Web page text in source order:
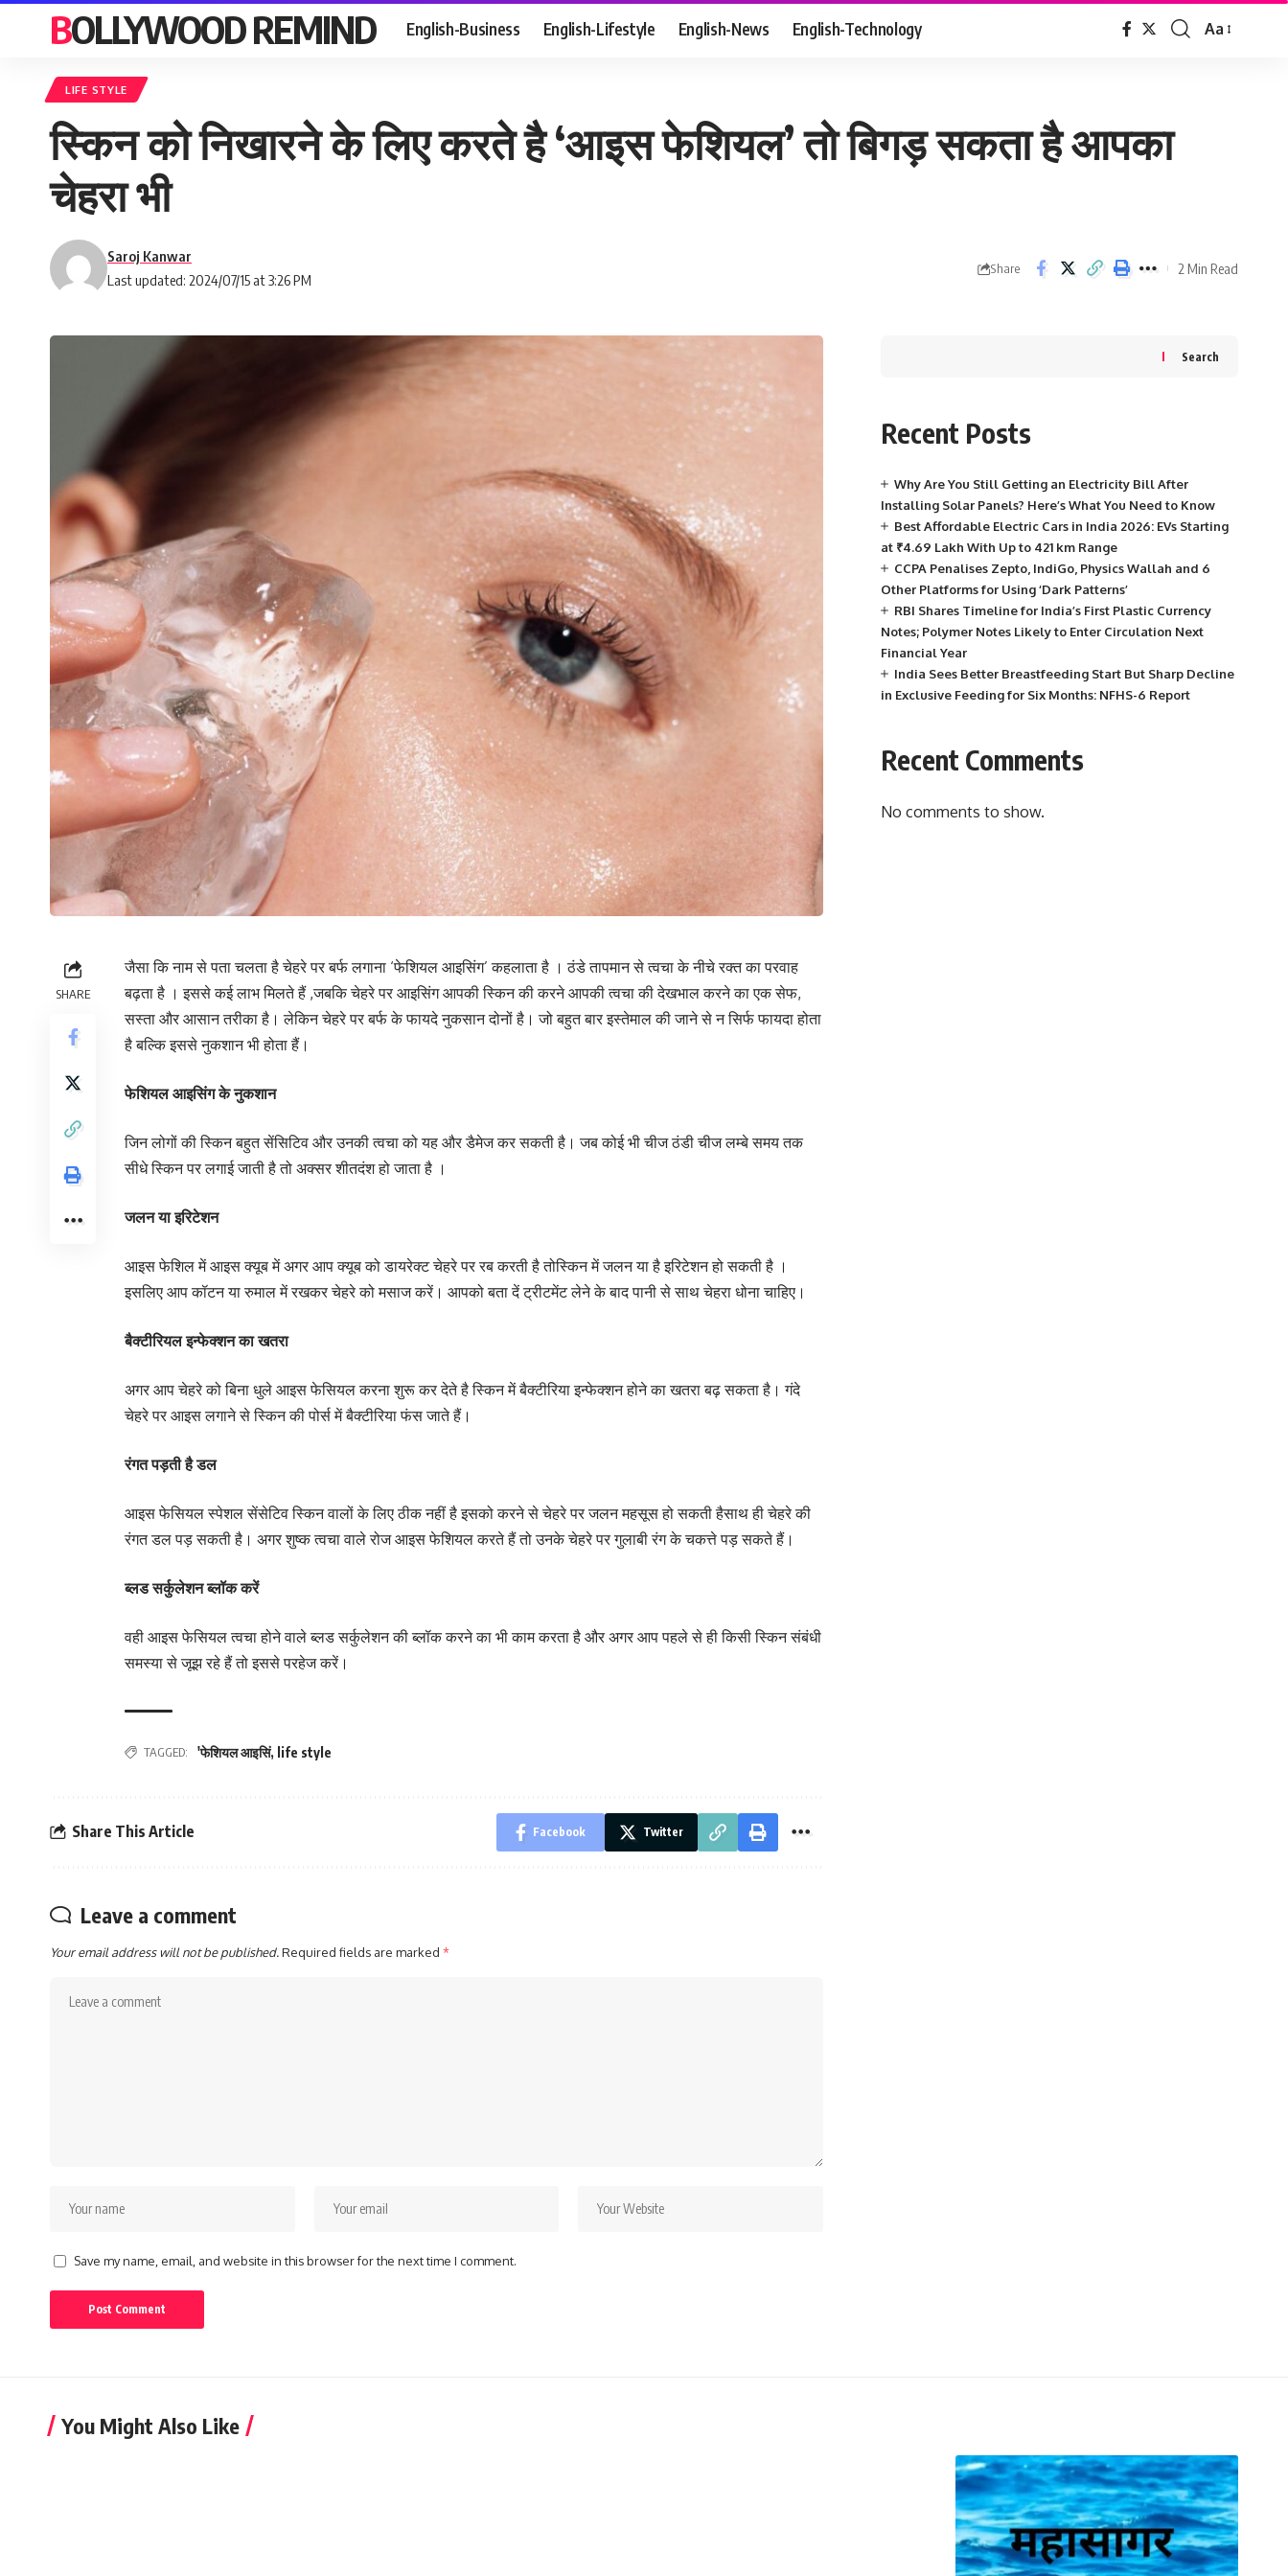
BOLLYWOOD REMIND English-Business English-Lifestyle English-News English-Technology
Font
Aa
LIFE STYLE
स्किन को निखारने के लिए करते है ‘आइस फेशियल’ तो बिगड़ सकता है आपका
चेहरा भी
Last updated: 2024/07/15 at 3:26 PM
Saroj Kanwar
Share 2 Min Read
SHARE
जैसा कि नाम से पता चलता है चेहरे पर बर्फ लगाना ‘फेशियल आइसिंग’ कहलाता है । ठंडे तापमान से त्वचा के नीचे रक्त का परवाह
बढ़ता है । इससे कई लाभ मिलते हैं ,जबकि चेहरे पर आइसिंग आपकी स्किन की करने आपकी त्वचा की देखभाल करने का एक सेफ,
सस्ता और आसान तरीका है। लेकिन चेहरे पर बर्फ के फायदे नुकसान दोनों है। जो बहुत बार इस्तेमाल की जाने से न सिर्फ फायदा होता
है बल्कि इससे नुकशान भी होता हैं।
फेशियल आइसिंग के नुकशान
जिन लोगों की स्किन बहुत सेंसिटिव और उनकी त्वचा को यह और डैमेज कर सकती है। जब कोई भी चीज ठंडी चीज लम्बे समय तक
सीधे स्किन पर लगाई जाती है तो अक्सर शीतदंश हो जाता है ।
जलन या इरिटेशन
आइस फेशिल में आइस क्यूब में अगर आप क्यूब को डायरेक्ट चेहरे पर रब करती है तोस्किन में जलन या है इरिटेशन हो सकती है ।
इसलिए आप कॉटन या रुमाल में रखकर चेहरे को मसाज करें। आपको बता दें ट्रीटमेंट लेने के बाद पानी से साथ चेहरा धोना चाहिए।
बैक्टीरियल इन्फेक्शन का खतरा
अगर आप चेहरे को बिना धुले आइस फेसियल करना शुरू कर देते है स्किन में बैक्टीरिया इन्फेक्शन होने का खतरा बढ़ सकता है। गंदे
चेहरे पर आइस लगाने से स्किन की पोर्स में बैक्टीरिया फंस जाते हैं।
रंगत पड़ती है डल
आइस फेसियल स्पेशल सेंसेटिव स्किन वालों के लिए ठीक नहीं है इसको करने से चेहरे पर जलन महसूस हो सकती हैसाथ ही चेहरे की
रंगत डल पड़ सकती है। अगर शुष्क त्वचा वाले रोज आइस फेशियल करते हैं तो उनके चेहरे पर गुलाबी रंग के चकत्ते पड़ सकते हैं।
ब्लड सर्कुलेशन ब्लॉक करें
वही आइस फेसियल त्वचा होने वाले ब्लड सर्कुलेशन की ब्लॉक करने का भी काम करता है और अगर आप पहले से ही किसी स्किन संबंधी
समस्या से जूझ रहे हैं तो इससे परहेज करें।
TAGGED: 'फेशियल आइसिं, life style
Share This Article Facebook Twitter
Leave a comment
Your email address will not be published.Required fields are marked *
Save my name, email, and website in this browser for the next time I comment.
Search
Recent Posts
Why Are You Still Getting an Electricity Bill After
Installing Solar Panels? Here’s What You Need to Know
Best Affordable Electric Cars in India 2026: EVs Starting
at ₹4.69 Lakh With Up to 421 km Range
CCPA Penalises Zepto, IndiGo, Physics Wallah and 6
Other Platforms for Using ‘Dark Patterns’
RBI Shares Timeline for India’s First Plastic Currency
Notes; Polymer Notes Likely to Enter Circulation Next
Financial Year
India Sees Better Breastfeeding Start But Sharp Decline
in Exclusive Feeding for Six Months: NFHS-6 Report
Recent Comments
No comments to show.
You Might Also Like